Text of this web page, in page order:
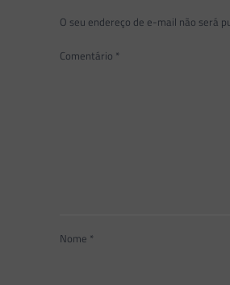
O seu endereço de e-mail não será
Comentário *
Nome *